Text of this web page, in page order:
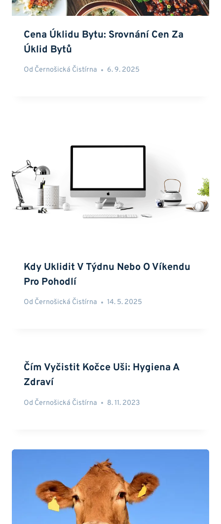
Cena Úklidu Bytu: Srovnání Cen Za
Úklid Bytů
Od Černošická Čistírna 6. 9. 2025
Kdy Uklidit V Týdnu Nebo O Víkendu
Pro Pohodlí
Od Černošická Čistírna 14. 5. 2025
Čím Vyčistit Kočce Uši: Hygiena A
Zdraví
Od Černošická Čistírna 8. 11. 2023